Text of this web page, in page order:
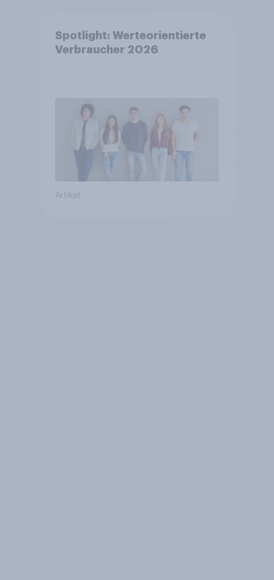
Spotlight: Werteorientierte
Verbraucher 2026
Artikel